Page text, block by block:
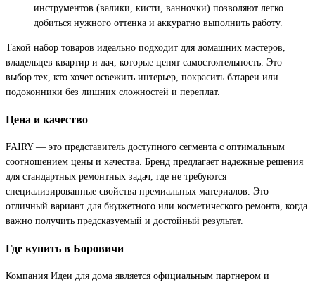
инструментов (валики, кисти, ванночки) позволяют легко
добиться нужного оттенка и аккуратно выполнить работу.
Такой набор товаров идеально подходит для домашних мастеров,
владельцев квартир и дач, которые ценят самостоятельность. Это
выбор тех, кто хочет освежить интерьер, покрасить батареи или
подоконники без лишних сложностей и переплат.
Цена и качество
FAIRY — это представитель доступного сегмента с оптимальным
соотношением цены и качества. Бренд предлагает надежные решения
для стандартных ремонтных задач, где не требуются
специализированные свойства премиальных материалов. Это
отличный вариант для бюджетного или косметического ремонта, когда
важно получить предсказуемый и достойный результат.
Где купить в Боровичи
Компания Идеи для дома является официальным партнером и